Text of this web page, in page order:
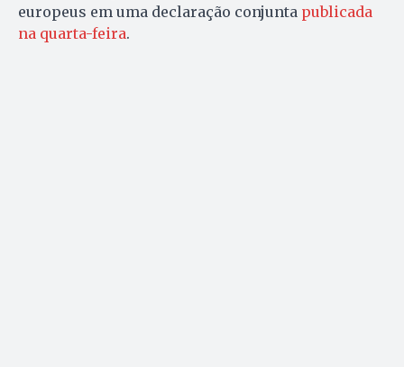
europeus em uma declaração conjunta publicada
na quarta-feira.